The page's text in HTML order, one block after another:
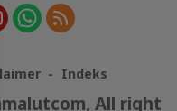
Indeks
All right